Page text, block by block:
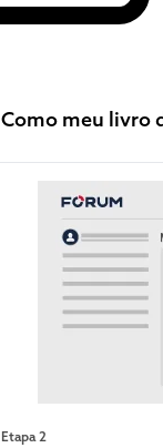
Como meu livro
Etapa 2